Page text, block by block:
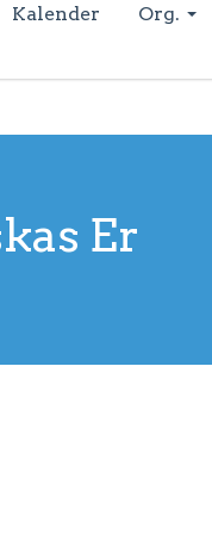
Kalender Org.
Er